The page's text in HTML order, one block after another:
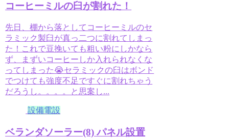
コーヒーミルの臼が割れた！
先日、棚から落としてコーヒーミルのセ
ラミック製臼が真っ二つに割れてしまっ
た！これで豆挽いても粗い粉にしかなら
ず、まずいコーヒーしか入れられなくな
ってしまった😭セラミックの臼はボンド
でつけても強度不足ですぐに割れちゃう
だろうし。。。。と思案し...
設備電設
ベランダソーラー(8) パネル設置